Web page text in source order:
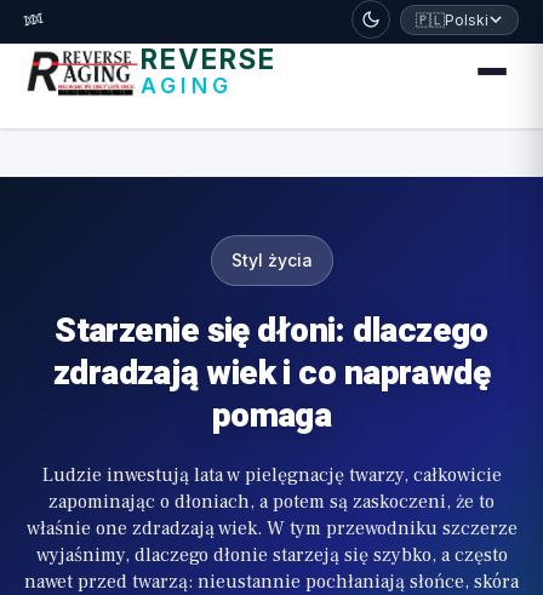
דלג לתוכן הראשי
🧬 🇵🇱Polski
REVERSE
AGING
Styl życia
Starzenie się dłoni: dlaczego
zdradzają wiek i co naprawdę
pomaga
Ludzie inwestują lata w pielęgnację twarzy, całkowicie
zapominając o dłoniach, a potem są zaskoczeni, że to
właśnie one zdradzają wiek. W tym przewodniku szczerze
wyjaśnimy, dlaczego dłonie starzeją się szybko, a często
nawet przed twarzą: nieustannie pochłaniają słońce, skóra